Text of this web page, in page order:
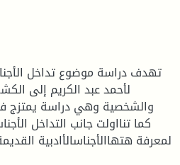
تهدف دراسة موضوع تداخل
لأحمد عبد الكريم إلى
والشخصية وهي دراسة يمتزج
كما تنااولت جانب التداخل
لمعرفة هتهاالأجناسالأادبية